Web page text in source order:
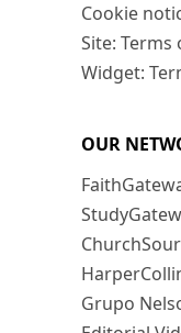
Cookie
Site: Terms
Widget:
OUR
Grupo